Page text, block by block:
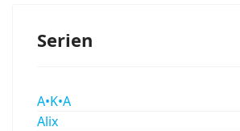
Serien
A•K•A
Alix